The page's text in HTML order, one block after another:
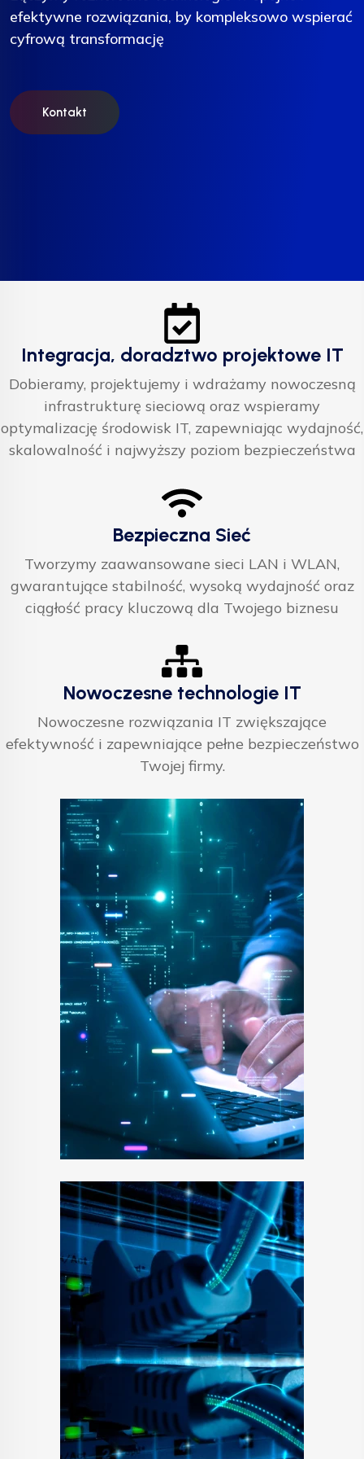
efektywne rozwiązania, by kompleksowo wspierać
cyfrową transformację
Kontakt
efektywne rozwiązania, by kompleksowo wspierać
cyfrową transformację
Kontakt
efektywne rozwiązania, by kompleksowo wspierać
cyfrową transformację
Kontakt
Integracja, doradztwo projektowe IT
Dobieramy, projektujemy i wdrażamy nowoczesną
infrastrukturę sieciową oraz wspieramy
optymalizację środowisk IT, zapewniając wydajność,
skalowalność i najwyższy poziom bezpieczeństwa
Bezpieczna Sieć
Tworzymy zaawansowane sieci LAN i WLAN,
gwarantujące stabilność, wysoką wydajność oraz
ciągłość pracy kluczową dla Twojego biznesu
Nowoczesne technologie IT
Nowoczesne rozwiązania IT zwiększające
efektywność i zapewniające pełne bezpieczeństwo
Twojej firmy.